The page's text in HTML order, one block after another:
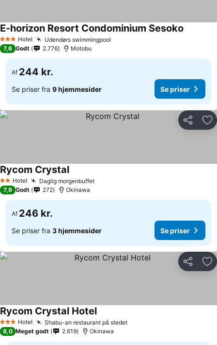
3 StjernerHotel Udendørs swimmingpool
E-horizon Resort Condominium Sesoko
7,6 Godt 2.776 Motobu
Af 244 kr.
Se priser fra 9 hjemmesider Se priser
Del
2 Stjerner
Hotel Daglig morgenbuffetSe priser
Rycom CrystalSe priser
7,9 Godt 272 Okinawa
Af 246 kr.
Se priser fra 3 hjemmesider Se priser
Del
3 StjernerHotel Shabu-an restaurant på stedetSe priser
Rycom Crystal HotelSe priser
8,0 Meget godt 2.619 Okinawa